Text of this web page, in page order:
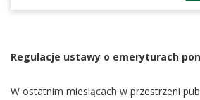
Regulacje ustawy o emeryturach
W ostatnim miesiącach w przestrzeni